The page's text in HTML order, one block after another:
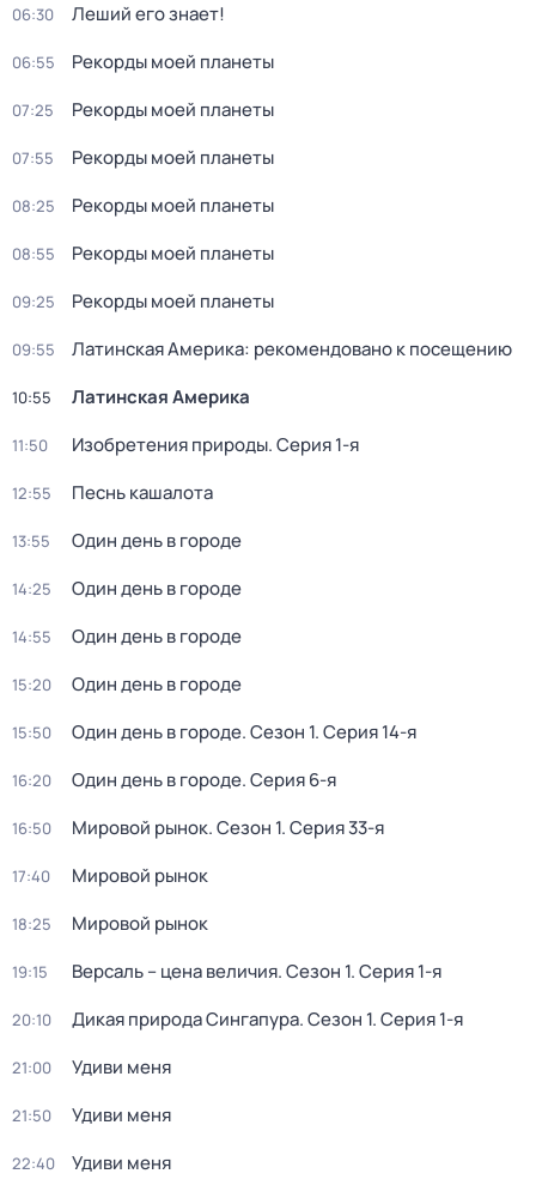
06:30 Леший его знает!
06:55 Рекорды моей планеты
07:25 Рекорды моей планеты
07:55 Рекорды моей планеты
08:25 Рекорды моей планеты
08:55 Рекорды моей планеты
09:25 Рекорды моей планеты
09:55 Латинская Америка: рекомендовано к посещению
10:55 Латинская Америка
11:50 Изобретения природы. Серия 1-я
12:55 Песнь кашалота
13:55 Один день в городе
14:25 Один день в городе
14:55 Один день в городе
15:20 Один день в городе
15:50 Один день в городе. Сезон 1. Серия 14-я
16:20 Один день в городе. Серия 6-я
16:50 Мировой рынок. Сезон 1. Серия 33-я
17:40 Мировой рынок
18:25 Мировой рынок
19:15 Версаль – цена величия. Сезон 1. Серия 1-я
20:10 Дикая природа Сингапура. Сезон 1. Серия 1-я
21:00 Удиви меня
21:50 Удиви меня
22:40 Удиви меня